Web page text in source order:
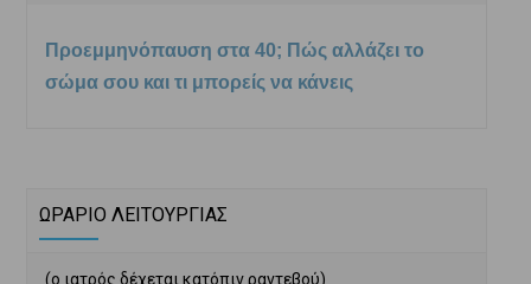
Προεμμηνόπαυση στα 40; Πώς αλλάζει το
σώμα σου και τι μπορείς να κάνεις
ΩΡΑΡΙΟ ΛΕΙΤΟΥΡΓΙΑΣ
(ο ιατρός δέχεται κατόπιν ραντεβού)